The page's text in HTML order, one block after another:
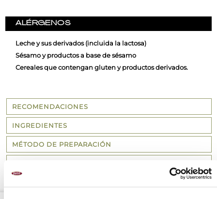
ALÉRGENOS
Leche y sus derivados (incluida la lactosa)
Sésamo y productos a base de sésamo
Cereales que contengan gluten y productos derivados.
RECOMENDACIONES
INGREDIENTES
MÉTODO DE PREPARACIÓN